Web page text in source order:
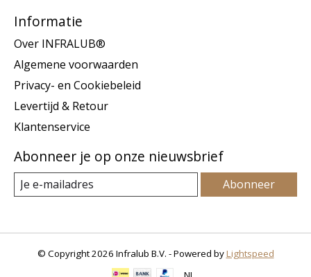
Informatie
Over INFRALUB®
Algemene voorwaarden
Privacy- en Cookiebeleid
Levertijd & Retour
Klantenservice
Abonneer je op onze nieuwsbrief
Abonneer
© Copyright 2026 Infralub B.V. - Powered byLightspeed